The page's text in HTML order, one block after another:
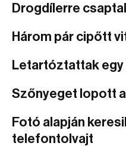
Drogdílerre
Három pár cipőtt
Letartóztattak
Szőnyeget lopott
Fotó alapján
telefontolvajt